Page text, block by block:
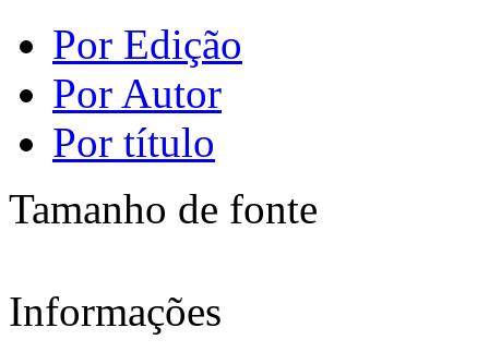
Por Edição
Por Autor
Por título
Tamanho de fonte
Informações